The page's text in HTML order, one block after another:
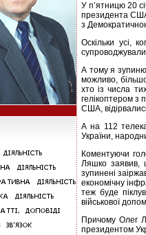
У п’ятницю 20
президента США
з
Оскільки усі,
А тому я
можливо,
хто із числа
гелікоптером з
США,
А на 112
України,
Коментуючи
Ляшко заявив,
зупинені
економічну
теж буде
військової
Причому Олег
президентом